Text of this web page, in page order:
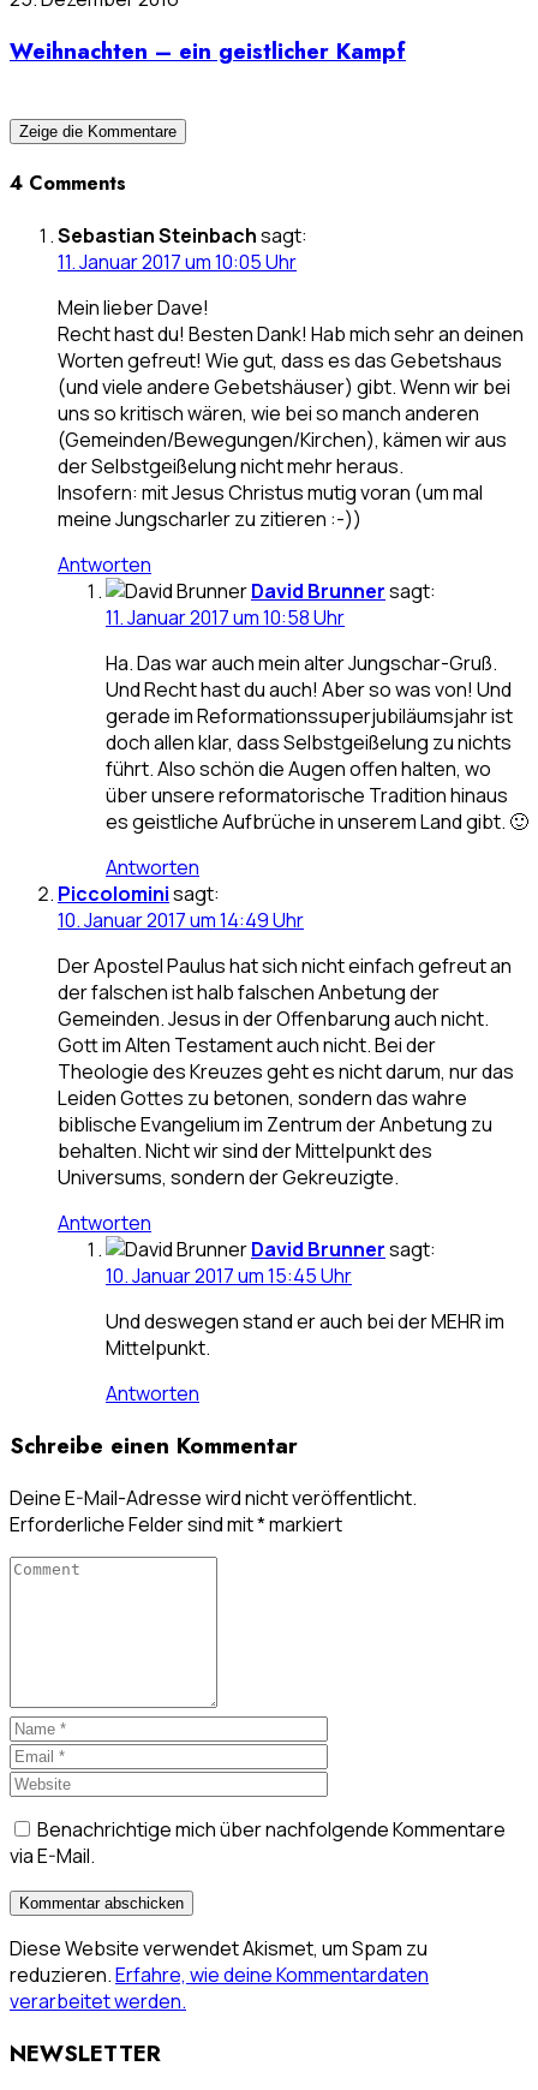
Weihnachten – ein geistlicher Kampf
Zeige die Kommentare
4 Comments
Sebastian Steinbachsagt:
11. Januar 2017 um 10:05 Uhr
Mein lieber Dave!
Recht hast du! Besten Dank! Hab mich sehr an deinen
Worten gefreut! Wie gut, dass es das Gebetshaus
(und viele andere Gebetshäuser) gibt. Wenn wir bei
uns so kritisch wären, wie bei so manch anderen
(Gemeinden/Bewegungen/Kirchen), kämen wir aus
der Selbstgeißelung nicht mehr heraus.
Insofern: mit Jesus Christus mutig voran (um mal
meine Jungscharler zu zitieren :-))
Antworten
David Brunnersagt:
11. Januar 2017 um 10:58 Uhr
Ha. Das war auch mein alter Jungschar-Gruß.
Und Recht hast du auch! Aber so was von! Und
gerade im Reformationssuperjubiläumsjahr ist
doch allen klar, dass Selbstgeißelung zu nichts
führt. Also schön die Augen offen halten, wo
über unsere reformatorische Tradition hinaus
es geistliche Aufbrüche in unserem Land gibt. 🙂
Antworten
Piccolominisagt:
10. Januar 2017 um 14:49 Uhr
Der Apostel Paulus hat sich nicht einfach gefreut an
der falschen ist halb falschen Anbetung der
Gemeinden. Jesus in der Offenbarung auch nicht.
Gott im Alten Testament auch nicht. Bei der
Theologie des Kreuzes geht es nicht darum, nur das
Leiden Gottes zu betonen, sondern das wahre
biblische Evangelium im Zentrum der Anbetung zu
behalten. Nicht wir sind der Mittelpunkt des
Universums, sondern der Gekreuzigte.
Antworten
David Brunnersagt:
10. Januar 2017 um 15:45 Uhr
Und deswegen stand er auch bei der MEHR im
Mittelpunkt.
Antworten
Schreibe einen Kommentar
Deine E-Mail-Adresse wird nicht veröffentlicht.
Erforderliche Felder sind mit*markiert
Benachrichtige mich über nachfolgende Kommentare
via E-Mail.
Diese Website verwendet Akismet, um Spam zu
reduzieren.Erfahre, wie deine Kommentardaten
verarbeitet werden.
NEWSLETTER